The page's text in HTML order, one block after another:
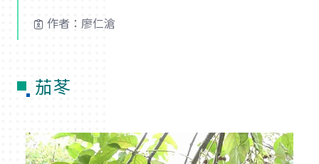
作者：廖仁滄
茄苳